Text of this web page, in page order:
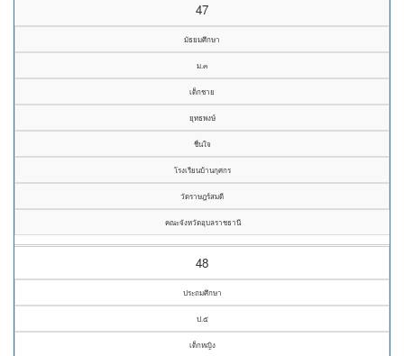
47
มัธยมศึกษา
ม.๓
เด็กชาย
ยุทธพงษ์
ชื่นใจ
โรงเรียนบ้านกุศกร
วัดราษฎร์สมดี
คณะจังหวัดอุบลราชธานี
48
ประถมศึกษา
ป.๕
เด็กหญิง